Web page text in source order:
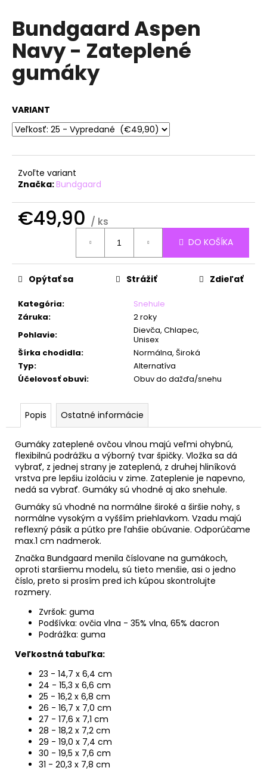
Bundgaard Aspen
Navy - Zateplené
gumáky
VARIANT
Zvoľte variant
Značka:Bundgaard
€49,90 / ks
DO KOŠÍKA
Kategória:
Snehule
Záruka:
2 roky
Pohlavie:
Dievča, Chlapec,
Unisex
Šírka chodidla:
Normálna, Široká
Typ:
Alternatíva
Účelovosť obuvi: Obuv do dažďa/snehu
Opýtať sa Strážiť Zdieľať
Popis Ostatné informácie
Gumáky zateplené ovčou vlnou majú veľmi ohybnú,
flexibilnú podrážku a výborný tvar špičky. Vložka sa dá
vybrať, z jednej strany je zateplená, z druhej hliníková
vrstva pre lepšiu izoláciu v zime. Zateplenie je napevno,
nedá sa vybrať. Gumáky sú vhodné aj ako snehule.
Gumáky sú vhodné na normálne široké a širšie nohy, s
normálne vysokým a vyšším priehlavkom. Vzadu majú
reflexný pásik a pútko pre ľahšie obúvanie. Odporúčame
max.1 cm nadmerok.
Značka Bundgaard menila číslovane na gumákoch,
oproti staršiemu modelu, sú tieto menšie, asi o jedno
číslo, preto si prosím pred ich kúpou skontrolujte
rozmery.
Zvršok: guma
Podšívka: ovčia vlna - 35% vlna, 65% dacron
Podrážka: guma
Veľkostná tabuľka:
23 - 14,7 x 6,4 cm
24 - 15,3 x 6,6 cm
25 - 16,2 x 6,8 cm
26 - 16,7 x 7,0 cm
27 - 17,6 x 7,1 cm
28 - 18,2 x 7,2 cm
29 - 19,0 x 7,4 cm
30 - 19,5 x 7,6 cm
31 - 20,3 x 7,8 cm
j
s
ť
?
HĽADAŤ
O
d
p
č
a
e